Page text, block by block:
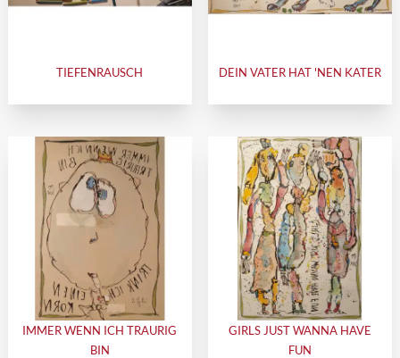
TIEFENRAUSCH DEIN VATER HAT 'NEN KATER
IMMER WENN ICH TRAURIG
BIN
GIRLS JUST WANNA HAVE
FUN